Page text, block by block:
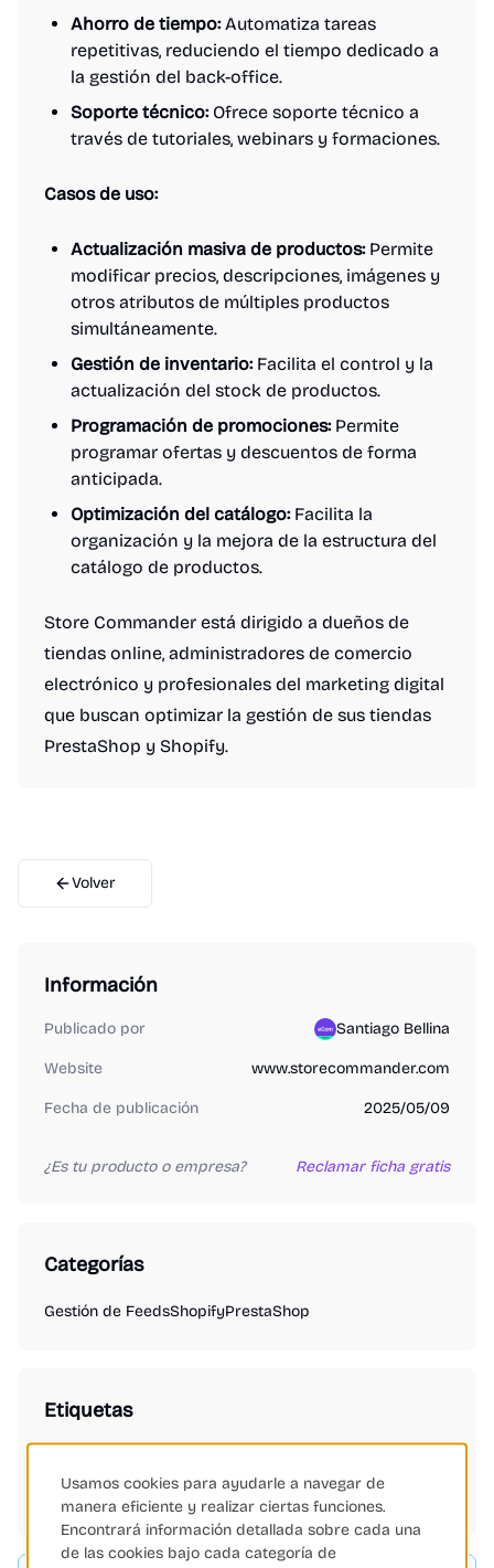
Ahorro de tiempo:Automatiza tareas
repetitivas, reduciendo el tiempo dedicado a
la gestión del back-office.
Soporte técnico:Ofrece soporte técnico a
través de tutoriales, webinars y formaciones.
Casos de uso:
Actualización masiva de productos:Permite
modificar precios, descripciones, imágenes y
otros atributos de múltiples productos
simultáneamente.
Gestión de inventario:Facilita el control y la
actualización del stock de productos.
Programación de promociones:Permite
programar ofertas y descuentos de forma
anticipada.
Optimización del catálogo:Facilita la
organización y la mejora de la estructura del
catálogo de productos.
Store Commander está dirigido a dueños de
tiendas online, administradores de comercio
electrónico y profesionales del marketing digital
que buscan optimizar la gestión de sus tiendas
PrestaShop y Shopify.
Volver
Información
Publicado por Santiago Bellina
Website www.storecommander.com
Fecha de publicación 2025/05/09
¿Es tu producto o empresa? Reclamar ficha gratis
Categorías
Gestión de FeedsShopifyPrestaShop
Etiquetas
Gestión de Envíos
Personalización
Fidelización
Automatización
Gestión de Feeds
Usamos cookies para ayudarle a navegar de
manera eficiente y realizar ciertas funciones.
Encontrará información detallada sobre cada una
de las cookies bajo cada categoría de